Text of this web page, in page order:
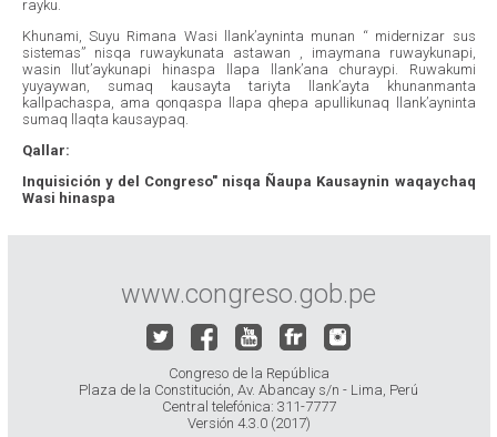
rayku.
Khunami, Suyu Rimana Wasi llank’ayninta munan “ midernizar sus
sistemas” nisqa ruwaykunata astawan , imaymana ruwaykunapi,
wasin llut’aykunapi hinaspa llapa llank’ana churaypi. Ruwakumi
yuyaywan, sumaq kausayta tariyta llank’ayta khunanmanta
kallpachaspa, ama qonqaspa llapa qhepa apullikunaq llank’ayninta
sumaq llaqta kausaypaq.
Qallar:
Inquisición y del Congreso" nisqa Ñaupa Kausaynin waqaychaq
Wasi hinaspa
www.congreso.gob.pe
Congreso de la República
Plaza de la Constitución, Av. Abancay s/n - Lima, Perú
Central telefónica: 311-7777
Versión 4.3.0 (2017)